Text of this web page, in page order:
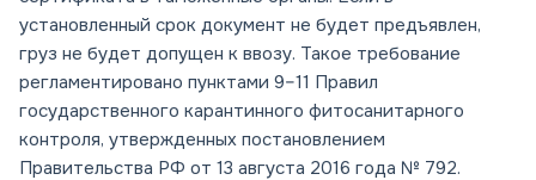
установленный срок документ не будет предъявлен,
груз не будет допущен к ввозу. Такое требование
регламентировано пунктами 9–11 Правил
государственного карантинного фитосанитарного
контроля, утвержденных постановлением
Правительства РФ от 13 августа 2016 года № 792.